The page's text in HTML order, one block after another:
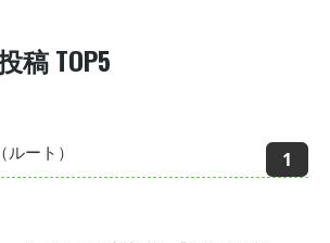
稿 TOP5
ート）